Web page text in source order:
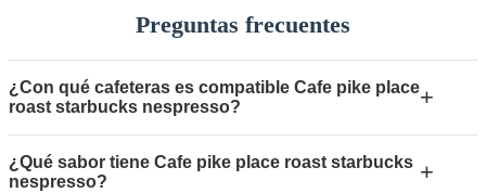
Preguntas frecuentes
¿Con qué cafeteras es compatible Cafe pike place
roast starbucks nespresso?
+
¿Qué sabor tiene Cafe pike place roast starbucks
nespresso?
+